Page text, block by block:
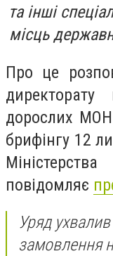
та інші
місць
Про це
дорослих
брифінгу 12
повідомляє
Уряд
замовлення